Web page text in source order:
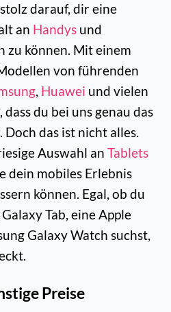
darauf, dir eine
an Handys und
zu können. Mit einem
von führenden
, Huawei und vielen
du bei uns genau das
Doch das ist nicht alles.
Auswahl an Tablets
dein mobiles Erlebnis
können. Egal, ob du
Tab, eine Apple
Galaxy Watch suchst,
Preise